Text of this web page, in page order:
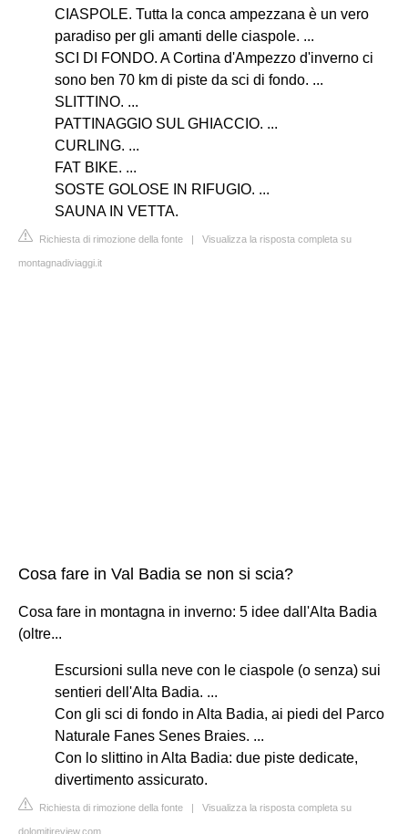
CIASPOLE. Tutta la conca ampezzana è un vero
paradiso per gli amanti delle ciaspole. ...
SCI DI FONDO. A Cortina d'Ampezzo d'inverno ci
sono ben 70 km di piste da sci di fondo. ...
SLITTINO. ...
PATTINAGGIO SUL GHIACCIO. ...
CURLING. ...
FAT BIKE. ...
SOSTE GOLOSE IN RIFUGIO. ...
SAUNA IN VETTA.
Richiesta di rimozione della fonte | Visualizza la risposta completa su
montagnadiviaggi.it
Cosa fare in Val Badia se non si scia?
Cosa fare in montagna in inverno: 5 idee dall'Alta Badia
(oltre...
Escursioni sulla neve con le ciaspole (o senza) sui
sentieri dell'Alta Badia. ...
Con gli sci di fondo in Alta Badia, ai piedi del Parco
Naturale Fanes Senes Braies. ...
Con lo slittino in Alta Badia: due piste dedicate,
divertimento assicurato.
Richiesta di rimozione della fonte | Visualizza la risposta completa su
dolomitireview.com